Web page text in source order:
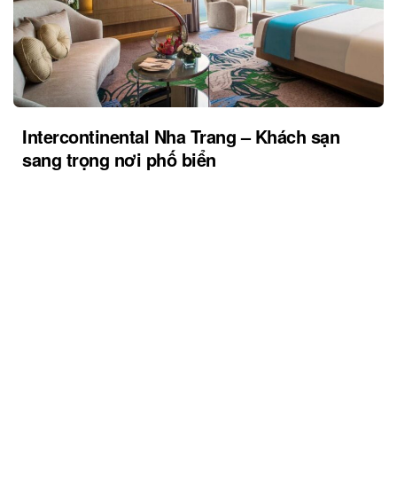
Intercontinental Nha Trang – Khách sạn
sang trọng nơi phố biển